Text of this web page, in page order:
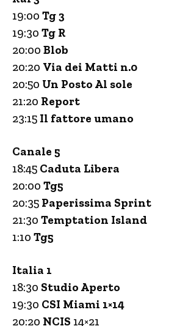
19:00 Tg 3
19:30 Tg R
20:00 Blob
20:20 Via dei Matti n.0
20:50 Un Posto Al sole
21:20 Report
23:15 Il fattore umano
Canale 5
18:45 Caduta Libera
20:00 Tg5
20:35 Paperissima Sprint
21:30 Temptation Island
1:10 Tg5
Italia 1
18:30 Studio Aperto
19:30 CSI Miami 1×14
20:20 NCIS 14×21